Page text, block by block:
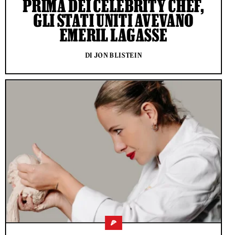
PRIMA DEI CELEBRITY CHEF,
GLI STATI UNITI AVEVANO
EMERIL LAGASSE
DI JON BLISTEIN
🍕